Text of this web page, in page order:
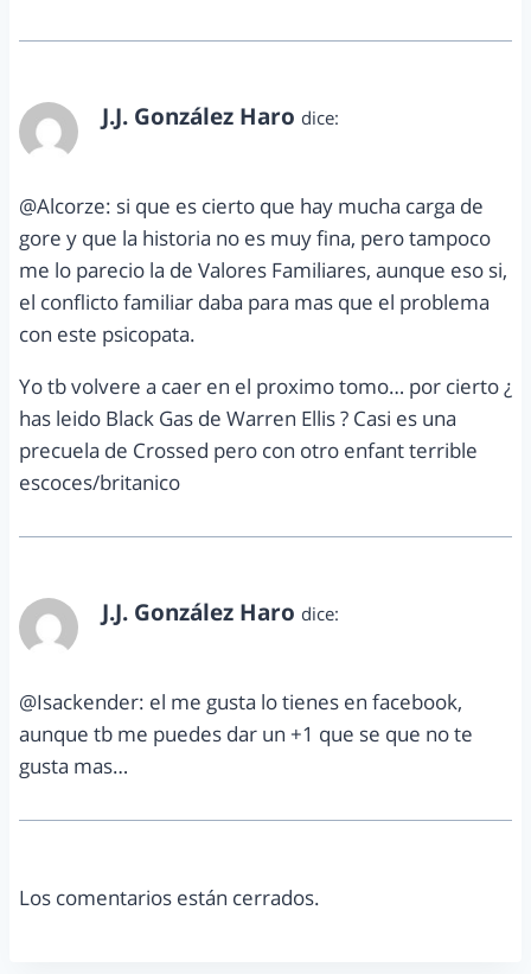
J.J. González Haro dice:
@Alcorze: si que es cierto que hay mucha carga de
gore y que la historia no es muy fina, pero tampoco
me lo parecio la de Valores Familiares, aunque eso si,
el conflicto familiar daba para mas que el problema
con este psicopata.
Yo tb volvere a caer en el proximo tomo… por cierto ¿
has leido Black Gas de Warren Ellis ? Casi es una
precuela de Crossed pero con otro enfant terrible
escoces/britanico
J.J. González Haro dice:
@Isackender: el me gusta lo tienes en facebook,
aunque tb me puedes dar un +1 que se que no te
gusta mas…
Los comentarios están cerrados.